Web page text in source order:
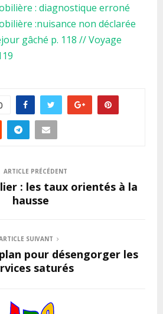
: diagnostique erroné
:nuisance non déclarée
gâché p. 118 // Voyage
ARTICLE PRÉCÉDENT
: les taux orientés à la
hausse
SUIVANT
pour désengorger les
saturés